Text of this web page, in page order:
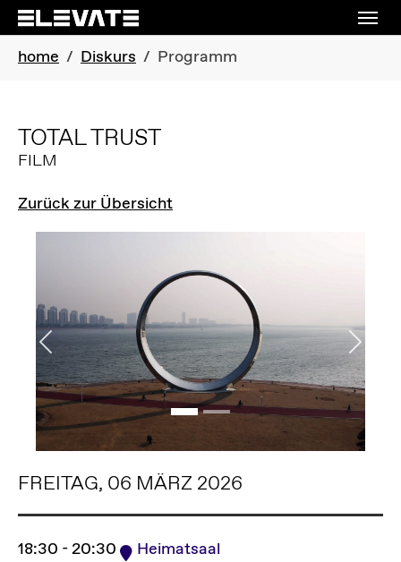
Skip to main navigation
Skip to main content
Skip to page footer
You are here:
home Diskurs Programm
TOTAL TRUST
FILM
Zurück zur Übersicht
Previous Next
FREITAG, 06 MÄRZ 2026
18:30 - 20:30
Heimatsaal